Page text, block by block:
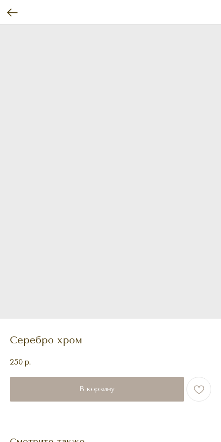
Серебро хром
250 р.
В корзину